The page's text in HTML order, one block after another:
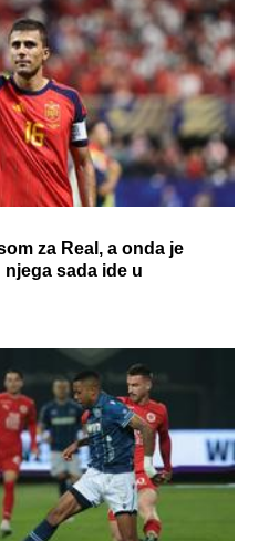
za Real, a onda je
sada ide u